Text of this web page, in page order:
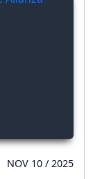
NOV 10 / 2025